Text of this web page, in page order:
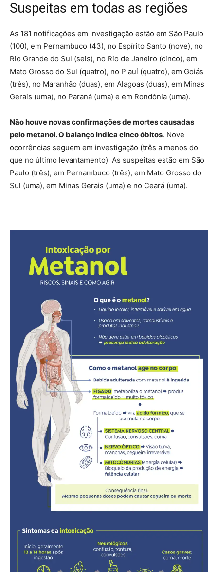
Suspeitas em todas as regiões
As 181 notificações em investigação estão em São Paulo
(100), em Pernambuco (43), no Espírito Santo (nove), no
Rio Grande do Sul (seis), no Rio de Janeiro (cinco), em
Mato Grosso do Sul (quatro), no Piauí (quatro), em Goiás
(três), no Maranhão (duas), em Alagoas (duas), em Minas
Gerais (uma), no Paraná (uma) e em Rondônia (uma).
Não houve novas confirmações de mortes causadas
pelo metanol. O balanço indica cinco óbitos. Nove
ocorrências seguem em investigação (três a menos do
que no último levantamento). As suspeitas estão em São
Paulo (três), em Pernambuco (três), em Mato Grosso do
Sul (uma), em Minas Gerais (uma) e no Ceará (uma).